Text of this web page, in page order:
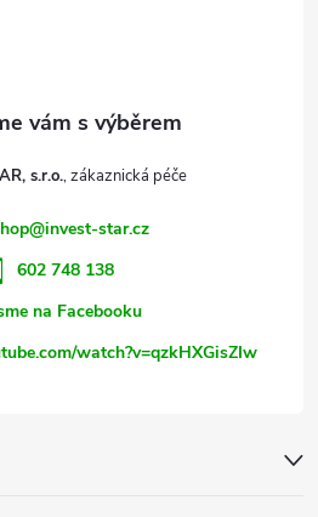
s.r.o.
@invest-star.cz
602 748 138
na Facebooku
watch?v=qzkHXGisZIw